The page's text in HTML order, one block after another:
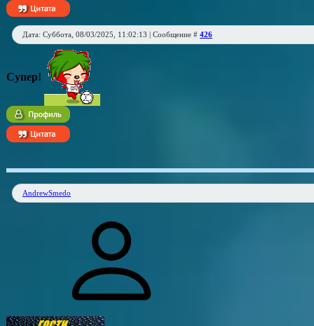
Дата: Суббота, 08/03/2025, 11:02:13 | Сообщение # 426
Супер!
AndrewSmedo